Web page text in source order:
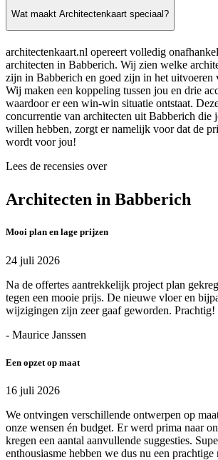
Wat maakt Architectenkaart speciaal?
architectenkaart.nl opereert volledig
architecten in Babberich. Wij zien welke
zijn in Babberich en goed zijn in het uitvoeren
Wij maken een koppeling tussen jou en drie
waardoor er een win-win situatie ontstaat.
concurrentie van architecten uit Babberich die
willen hebben, zorgt er namelijk voor dat de
wordt voor jou!
Lees de recensies over
Architecten in Babberich
Mooi plan en lage prijzen
24 juli 2026
Na de offertes aantrekkelijk project plan
tegen een mooie prijs. De nieuwe vloer en
wijzigingen zijn zeer gaaf geworden. Prachtig!
- Maurice Janssen
Een opzet op maat
16 juli 2026
We ontvingen verschillende ontwerpen op
onze wensen én budget. Er werd prima naar
kregen een aantal aanvullende suggesties.
enthousiasme hebben we dus nu een